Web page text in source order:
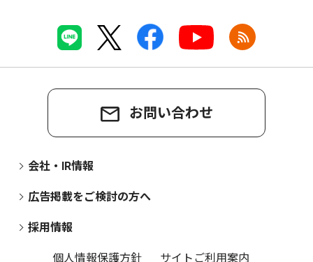
お問い合わせ
会社・IR情報
広告掲載をご検討の方へ
採用情報
個人情報保護方針
サイトご利用案内